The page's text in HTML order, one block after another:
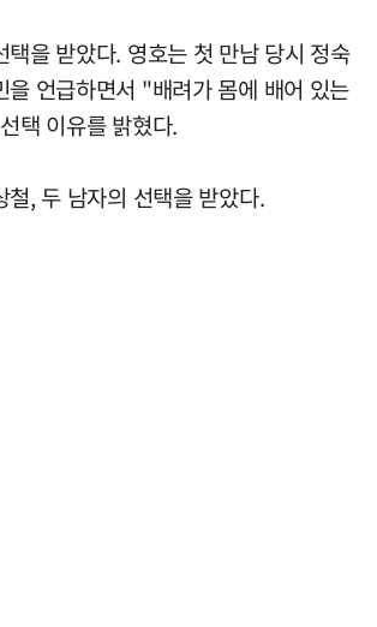
택을 받았다. 영호는 첫 만남 당시 정숙
을 언급하면서 "배려가 몸에 배어 있는
택 이유를 밝혔다.
철, 두 남자의 선택을 받았다.